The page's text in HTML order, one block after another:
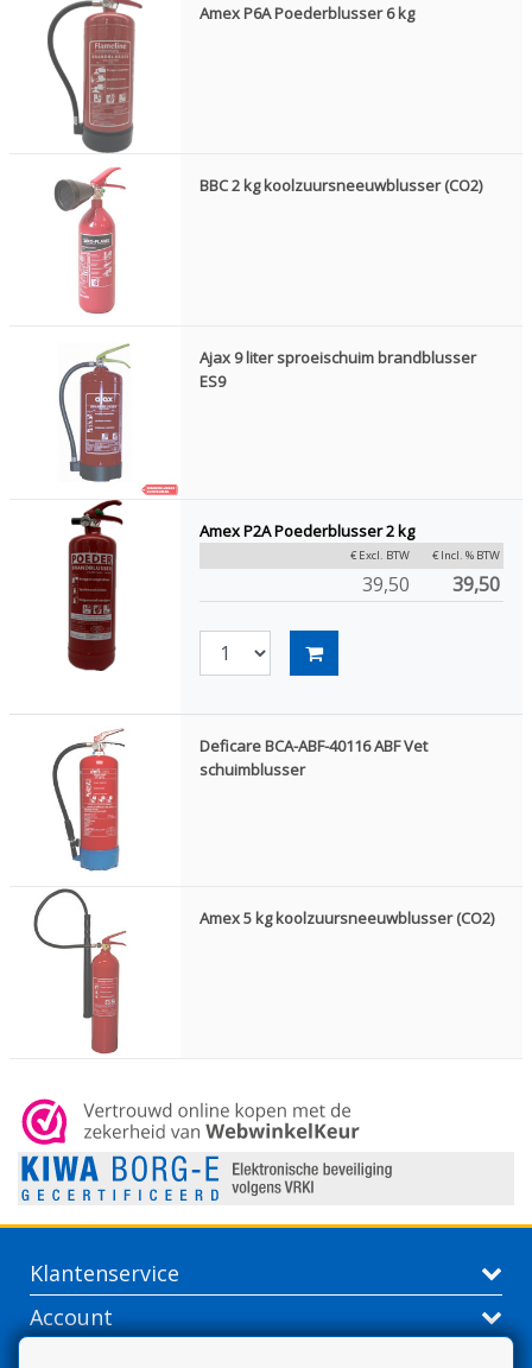
Amex P6A Poederblusser 6 kg
BBC 2 kg koolzuursneeuwblusser (CO2)
Ajax 9 liter sproeischuim brandblusser
ES9
Amex P2A Poederblusser 2 kg
€ Excl. BTW € Incl. % BTW
39,50 39,50
Deficare BCA-ABF-40116 ABF Vet
schuimblusser
Amex 5 kg koolzuursneeuwblusser (CO2)
Klantenservice
Account